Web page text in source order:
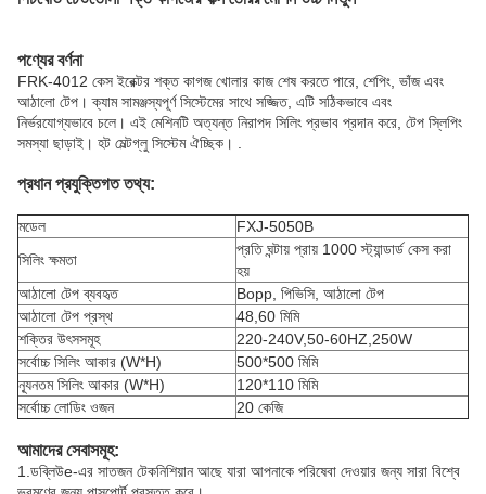
পণ্যের বর্ণনা
FRK-4012 কেস ইরেক্টর শক্ত কাগজ খোলার কাজ শেষ করতে পারে, শেপিং, ভাঁজ এবং
আঠালো টেপ। ক্যাম সামঞ্জস্যপূর্ণ সিস্টেমের সাথে সজ্জিত, এটি সঠিকভাবে এবং
নির্ভরযোগ্যভাবে চলে। এই মেশিনটি অত্যন্ত নিরাপদ সিলিং প্রভাব প্রদান করে, টেপ স্লিপিং
সমস্যা ছাড়াই। হট মেল্টগ্লু সিস্টেম ঐচ্ছিক। .
প্রধান প্রযুক্তিগত তথ্য:
মডেল
FXJ-5050B
সিলিং ক্ষমতা
প্রতি ঘন্টায় প্রায় 1000 স্ট্যান্ডার্ড কেস করা
হয়
আঠালো টেপ ব্যবহৃত
Bopp, পিভিসি, আঠালো টেপ
আঠালো টেপ প্রস্থ
48,60 মিমি
শক্তির উৎসসমূহ
220-240V,50-60HZ,250W
সর্বোচ্চ সিলিং আকার (W*H)
500*500 মিমি
ন্যূনতম সিলিং আকার (W*H)
120*110 মিমি
সর্বোচ্চ লোডিং ওজন
20 কেজি
আমাদের সেবাসমূহ:
1. ডব্লিউe-এর সাতজন টেকনিশিয়ান আছে যারা আপনাকে পরিষেবা দেওয়ার জন্য সারা বিশ্বে